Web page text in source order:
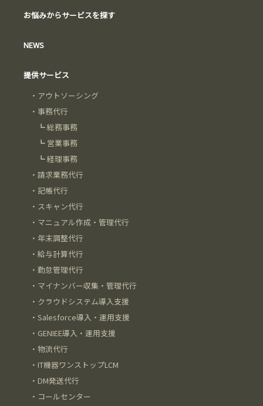
お悩みからサービスを探す
NEWS
提供サービス
・ アウトソーシング
・ 事務代行
┗総務事務
┗ 営業事務
┗経理事務
・請求業務代行
・ 記帳代行
・ スキャン代行
・ マニュアル作成・管理代行
・ 年末調整代行
・給与計算代行
・勤怠管理代行
・ マイナンバー収集・管理代行
・ クラウドシステム導入支援
・Salesforce導入・運用支援
・ GENIEE導入・運用支援
・物流代行
・ IT機器ワンストップLCM
・ DM発送代行
・ コールセンター